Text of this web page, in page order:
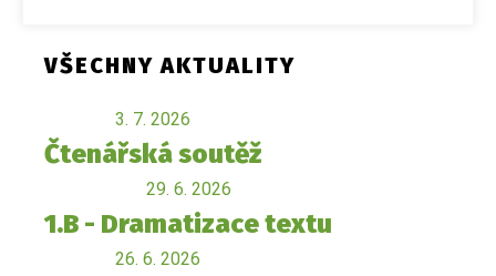
VŠECHNY AKTUALITY
3. 7. 2026
Čtenářská soutěž
29. 6. 2026
1.B - Dramatizace textu
26. 6. 2026